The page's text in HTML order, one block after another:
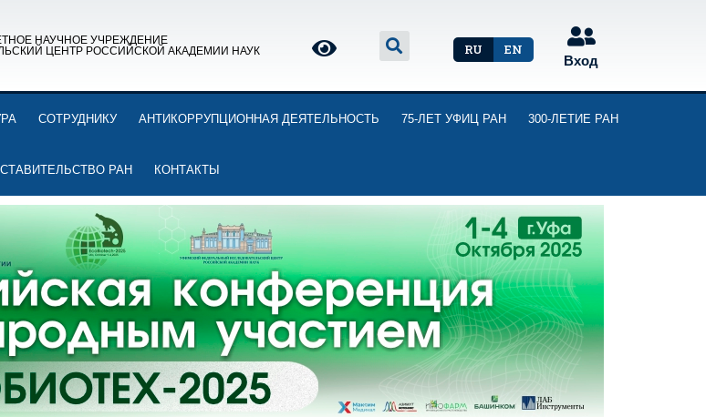
НАУЧНОЕ УЧРЕЖДЕНИЕ
ЦЕНТР РОССИЙСКОЙ АКАДЕМИИ НАУК
RU EN
Вход
СОТРУДНИКУ АНТИКОРРУПЦИОННАЯ ДЕЯТЕЛЬНОСТЬ 75-ЛЕТ УФИЦ РАН 300-ЛЕТИЕ РАН
РАН КОНТАКТЫ